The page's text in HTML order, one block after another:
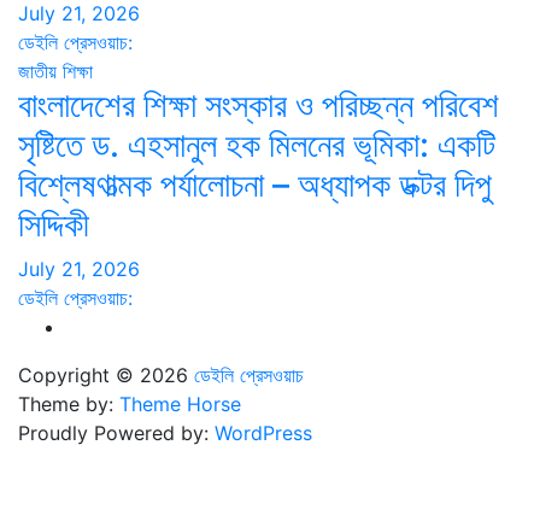
July 21, 2026
ডেইলি প্রেসওয়াচ:
জাতীয় শিক্ষা
বাংলাদেশের শিক্ষা সংস্কার ও পরিচ্ছন্ন পরিবেশ
সৃষ্টিতে ড. এহসানুল হক মিলনের ভূমিকা: একটি
বিশ্লেষণাত্মক পর্যালোচনা – অধ্যাপক ডক্টর দিপু
সিদ্দিকী
July 21, 2026
ডেইলি প্রেসওয়াচ:
Copyright © 2026 ডেইলি প্রেসওয়াচ
Theme by: Theme Horse
Proudly Powered by: WordPress